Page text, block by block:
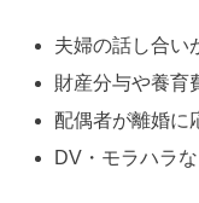
夫婦の話し合い
財産分与や養育
配偶者が離婚に
DV・モラハラ